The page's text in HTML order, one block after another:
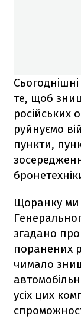
те, щоб
російських
руйнуємо
пункти,
Щоранку ми
згадано про
поранених
чимало
усіх цих